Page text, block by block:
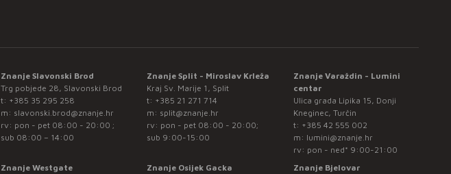
Znanje Slavonski Brod
Trg pobjede 28, Slavonski Brod
t: +385 35 295 258
m: slavonski.brod@znanje.hr
rv: pon - pet 08:00 - 20:00 ;
sub 08:00 – 14:00
Znanje Split - Miroslav Krleža
Kraj Sv. Marije 1, Split
t: +385 21 271 714
m: split@znanje.hr
rv: pon - pet 08:00 - 20:00;
sub 9:00-15:00
Znanje Varaždin - Lumini
centar
Ulica grada Lipika 15, Donji
Kneginec, Turčin
t: +385 42 555 002
m: lumini@znanje.hr
rv: pon - ned* 9:00-21:00
Znanje Westgate
Znanje Osijek Gacka
Znanje Bjelovar